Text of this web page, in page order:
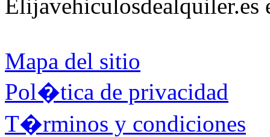
Mapa del sitio
Pol�tica de privacidad
T�rminos y condiciones